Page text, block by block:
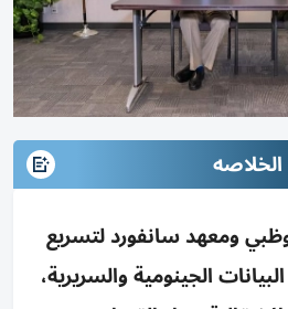
الخلاصه
ومعهد سانفورد لتسريع
الجينومية والسريرية،